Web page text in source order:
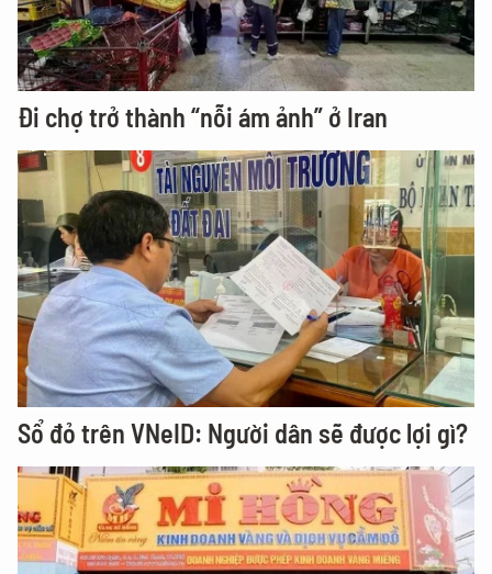
Đi chợ trở thành “nỗi ám ảnh” ở Iran
Sổ đỏ trên VNeID: Người dân sẽ được lợi gì?